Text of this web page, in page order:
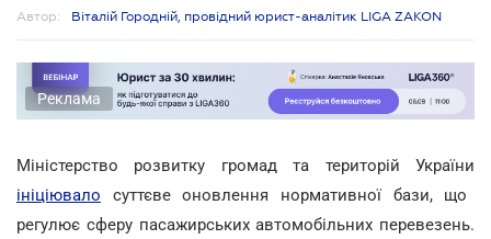
Автор: Віталій Городній, провідний юрист-аналітик LIGA ZAKON
Реклама
Міністерство розвитку громад та територій України
ініціювало суттєве оновлення нормативної бази, що
регулює сферу пасажирських автомобільних перевезень.